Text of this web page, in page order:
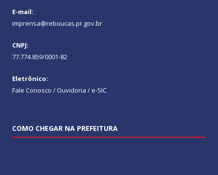
E-mail:
imprensa@reboucas.pr.gov.br
CNPJ:
77.774.859/0001-82
Eletrônico:
Fale Conosco / Ouvidoria / e-SIC
COMO CHEGAR NA PREFEITURA